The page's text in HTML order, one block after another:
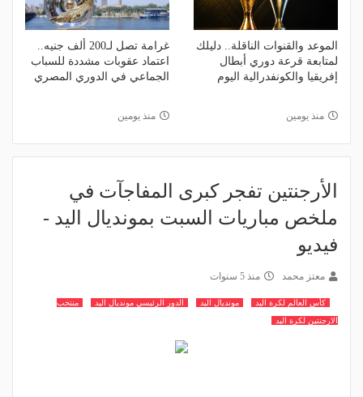
الموعد والقنوات الناقلة.. دليلك
لمتابعة قرعة دوري أبطال
إفريقيا والكونفدرالية اليوم
منذ يومين
غرامة تصل لـ200 ألف جنيه..
اعتماد عقوبات مشددة للسباب
الجماعي في الدوري المصري
منذ يومين
الأرجنتين تفجر كبرى المفاجآت في
ملخص مباريات السبت بمونديال اليد -
فيديو
معتز محمد منذ 5 سنوات
كأس العالم لكرة اليد مونديال اليد الدور الرئيسي مونديال اليد
منتخب
الارجنتين لكرة اليد